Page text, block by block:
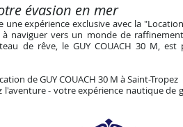
évasion en mer
expérience exclusive avec la
naviguer vers un monde de
de rêve, le GUY COUACH 30 M,
de GUY COUACH 30 M à Saint-Tropez
l'aventure - votre expérience nautique de